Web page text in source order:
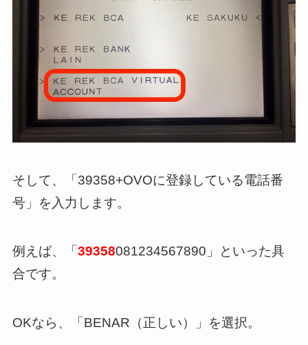
そして、「39358+OVOに登録している電話番
号」を入力します。
例えば、「 39358081234567890」といった具
合です。
OKなら、「BENAR（正しい）」を選択。